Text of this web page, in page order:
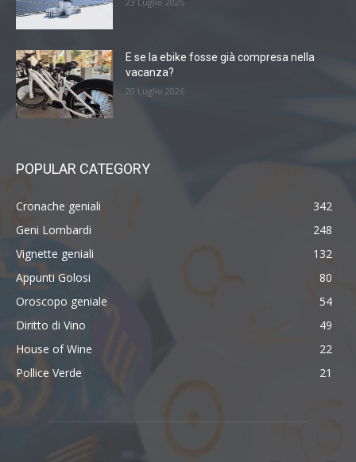
E se la ebike fosse già compresa nella
vacanza?
20 Luglio 2026
POPULAR CATEGORY
Cronache geniali
342
Geni Lombardi
248
Vignette geniali
132
Appunti Golosi
80
Oroscopo geniale
54
Diritto di Vino
49
House of Wine
22
Pollice Verde
21